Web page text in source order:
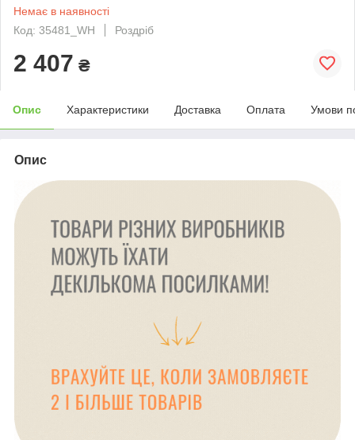
Немає в наявності
Код: 35481_WH
Роздріб
2 407 ₴
Опис Характеристики Доставка Оплата Умови
Опис